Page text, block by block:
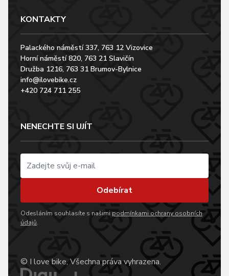
KONTAKTY
Palackého náměstí 337, 763 12 Vizovice
Horní náměstí 820, 763 21 Slavičín
Družba 1216, 763 31 Brumov-Bylnice
info@ilovebike.cz
+420 724 711 255
NENECHTE SI UJÍT
Odebírat
Odesláním souhlasíte s našimi podmínkami ochrany osobních
údajů.
© I love bike, Všechna práva vyhrazena.